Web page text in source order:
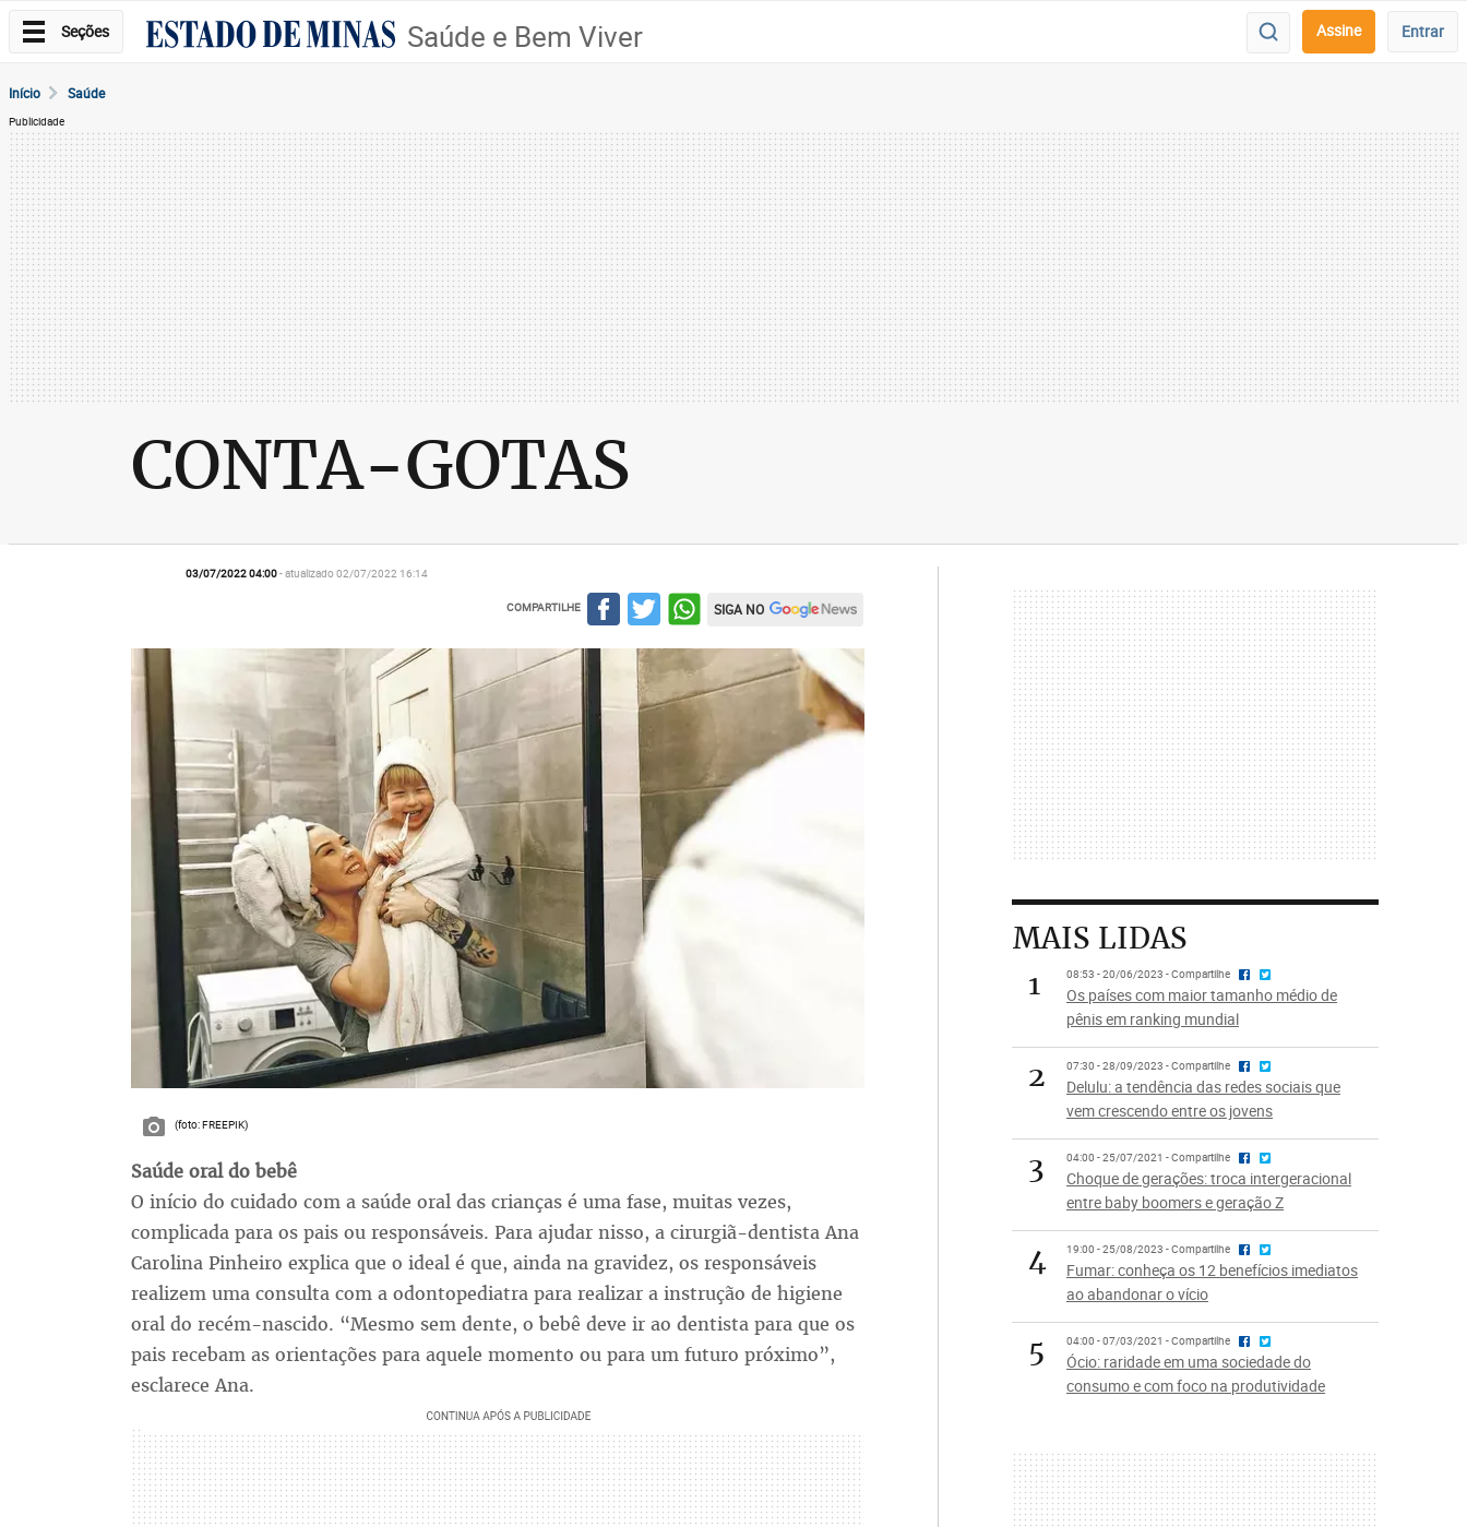
Seções Saúde e Bem Viver Assine Entrar
Início Saúde
Publicidade
CONTA-GOTAS
03/07/2022 04:00- atualizado 02/07/2022 16:14
COMPARTILHE SIGA NO
(foto: FREEPIK)
Saúde oral do bebê
O início do cuidado com a saúde oral das crianças é uma fase, muitas vezes,
complicada para os pais ou responsáveis. Para ajudar nisso, a cirurgiã-dentista Ana
Carolina Pinheiro explica que o ideal é que, ainda na gravidez, os responsáveis
realizem uma consulta com a odontopediatra para realizar a instrução de higiene
oral do recém-nascido. “Mesmo sem dente, o bebê deve ir ao dentista para que os
pais recebam as orientações para aquele momento ou para um futuro próximo”,
esclarece Ana.
MAIS LIDAS
1
08:53 - 20/06/2023 - Compartilhe
Os países com maior tamanho médio de
pênis em ranking mundial
2 07:30 - 28/09/2023 - Compartilhe
Delulu: a tendência das redes sociais que
vem crescendo entre os jovens
3 04:00 - 25/07/2021 - Compartilhe
Choque de gerações: troca intergeracional
entre baby boomers e geração Z
4 19:00 - 25/08/2023 - Compartilhe
Fumar: conheça os 12 benefícios imediatos
ao abandonar o vício
5 04:00 - 07/03/2021 - Compartilhe
Ócio: raridade em uma sociedade do
consumo e com foco na produtividade